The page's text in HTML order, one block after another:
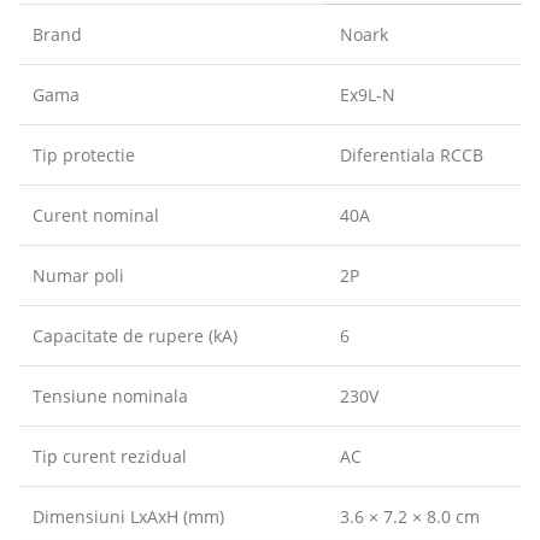
Brand Noark
Gama Ex9L-N
Tip protectie Diferentiala RCCB
Curent nominal 40A
Numar poli 2P
Capacitate de rupere (kA) 6
Tensiune nominala 230V
Tip curent rezidual AC
Dimensiuni LxAxH (mm) 3.6 × 7.2 × 8.0 cm